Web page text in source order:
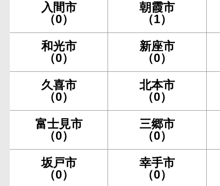
入間市
（0）
朝霞市
（1）
和光市
（0）
新座市
（0）
久喜市
（0）
北本市
（0）
富士見市
（0）
三郷市
（0）
坂戸市
（0）
幸手市
（0）